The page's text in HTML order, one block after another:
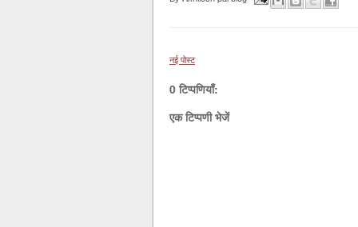
नई पोस्ट
0 टिप्पणियाँ:
एक टिप्पणी भेजें